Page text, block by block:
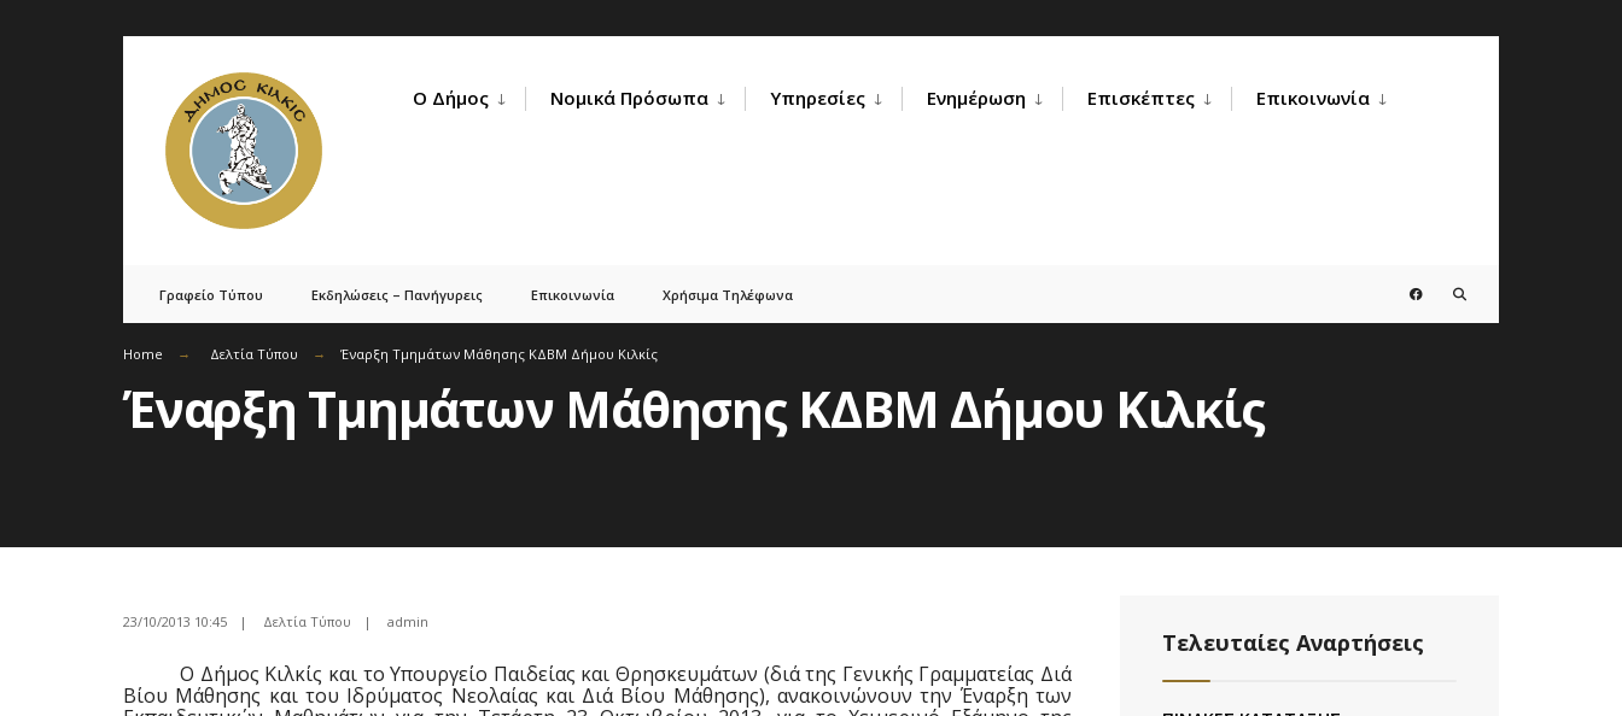
content
Ο Δήμος Νομικά Πρόσωπα Υπηρεσίες Ενημέρωση Επισκέπτες Επικοινωνία
Γραφείο Τύπου Εκδηλώσεις – Πανήγυρεις Επικοινωνία Χρήσιμα Τηλέφωνα
Home Δελτία Τύπου Έναρξη Τμημάτων Μάθησης ΚΔΒΜ Δήμου Κιλκίς
Έναρξη Τμημάτων Μάθησης ΚΔΒΜ Δήμου Κιλκίς
23/10/2013 10:45 | Δελτία Τύπου | admin
Ο Δήμος Κιλκίς και το Υπουργείο Παιδείας και Θρησκευμάτων (διά της Γενικής Γραμματείας Διά
Βίου Μάθησης και του Ιδρύματος Νεολαίας και Διά Βίου Μάθησης), ανακοινώνουν την Έναρξη των
Τελευταίες Αναρτήσεις